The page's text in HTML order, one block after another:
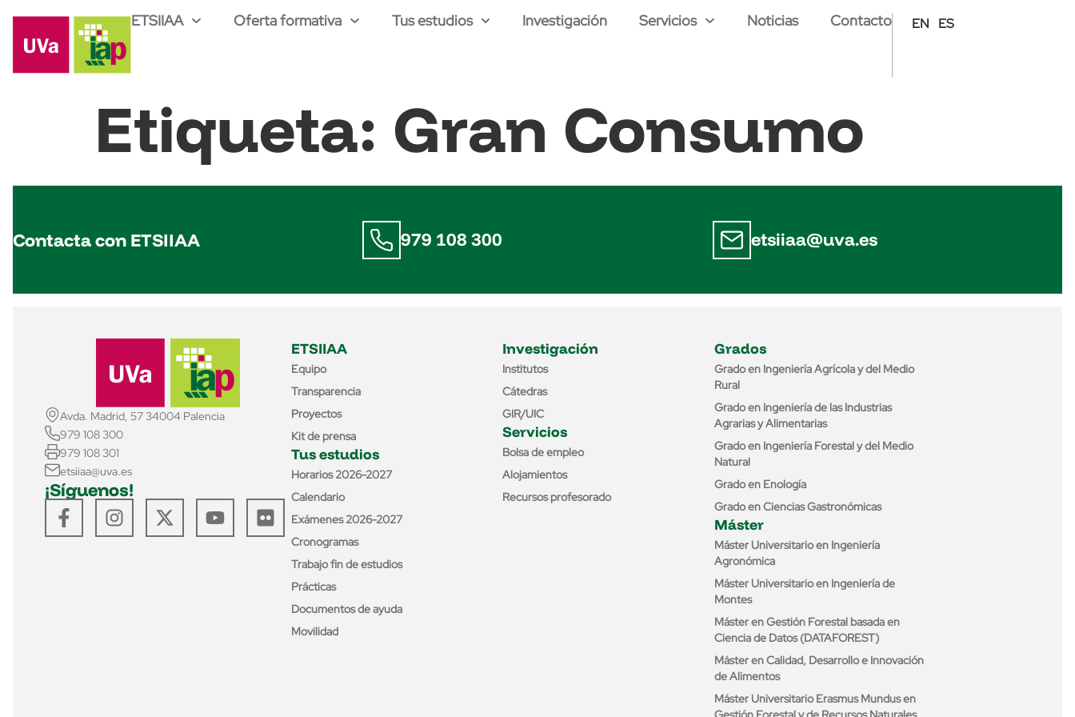
ETSIIAA Oferta formativa Tus estudios Investigación Servicios Noticias Contacto EN ES
Etiqueta: Gran Consumo
Contacta con ETSIIAA 979 108 300 etsiiaa@uva.es
Avda. Madrid, 57 34004 Palencia
979 108 300
979 108 301
etsiiaa@uva.es
¡Síguenos!
ETSIIAA
Equipo
Transparencia
Proyectos
Kit de prensa
Tus estudios
Horarios 2026-2027
Calendario
Exámenes 2026-2027
Cronogramas
Trabajo fin de estudios
Prácticas
Documentos de ayuda
Movilidad
Investigación
Institutos
Cátedras
GIR/UIC
Servicios
Bolsa de empleo
Alojamientos
Recursos profesorado
Grados
Grado en Ingeniería Agrícola y del Medio
Rural
Grado en Ingeniería de las Industrias
Agrarias y Alimentarias
Grado en Ingeniería Forestal y del Medio
Natural
Grado en Enología
Grado en Ciencias Gastronómicas
Máster
Máster Universitario en Ingeniería
Agronómica
Máster Universitario en Ingeniería de
Montes
Máster en Gestión Forestal basada en
Ciencia de Datos (DATAFOREST)
Máster en Calidad, Desarrollo e Innovación
de Alimentos
Máster Universitario Erasmus Mundus en